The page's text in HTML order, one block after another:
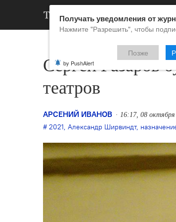
Сергей Газаров
театров
АРСЕНИЙ ИВАНОВ 16:17, 08 октября
2021, Александр Ширвиндт,
Получать уведомления от
Нажмите "Разрешить", чтобы
Позже
by PushAlert